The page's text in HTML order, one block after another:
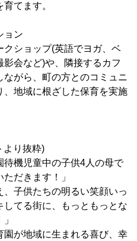
てます。
ョン
ショップ(英語でヨガ、ベ
会など)や、隣接するカフ
ながら、町の方とのコミュニ
地域に根ざした保育を実施
より抜粋)
待機児童中の子供4人の母で
だきます！」
、子供たちの明るい笑顔いっ
てる街に、もっともっとな
園が地域に生まれる喜び、幸